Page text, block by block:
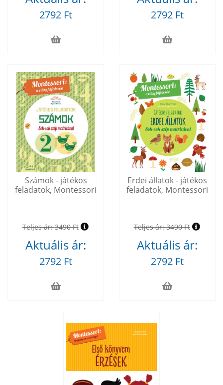
2792 Ft 2792 Ft
Számok - játékos
feladatok, Montessori
Teljes ár:3490 Ft
Aktuális ár:
2792 Ft
Erdei állatok - játékos
feladatok, Montessori
Teljes ár:3490 Ft
Aktuális ár:
2792 Ft